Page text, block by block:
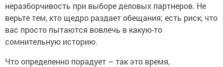
неразборчивость при выборе деловых партнеров. Не
верьте тем, кто щедро раздает обещания; есть риск, что
вас просто пытаются вовлечь в какую-то
сомнительную историю.
Что определенно порадует – так это время,